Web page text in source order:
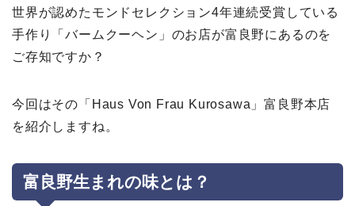
世界が認めたモンドセレクション4年連続受賞している
手作り「バームクーヘン」のお店が富良野にあるのを
ご存知ですか？
今回はその「Haus Von Frau Kurosawa」富良野本店
を紹介しますね。
富良野生まれの味とは？